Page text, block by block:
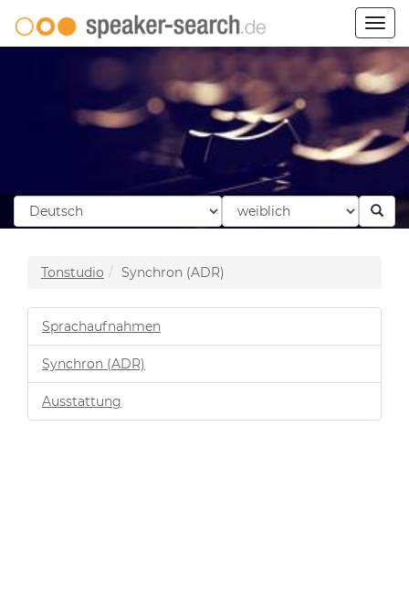
Tonstudio Synchron (ADR)
Sprachaufnahmen
Synchron (ADR)
Ausstattung